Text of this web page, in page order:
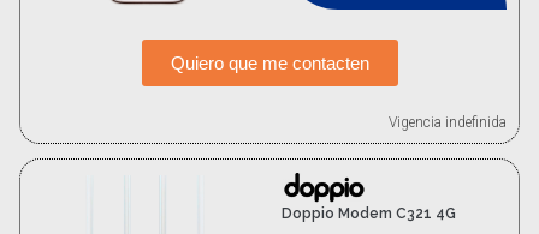
Quiero que me contacten
Vigencia indefinida
Doppio Modem C321 4G